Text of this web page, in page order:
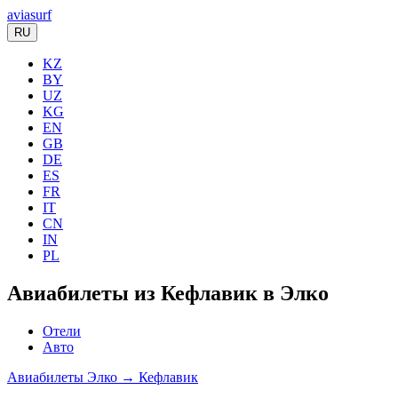
aviasurf
RU
KZ
BY
UZ
KG
EN
GB
DE
ES
FR
IT
CN
IN
PL
Авиабилеты из Кефлавик в Элко
Отели
Авто
Авиабилеты Элко → Кефлавик